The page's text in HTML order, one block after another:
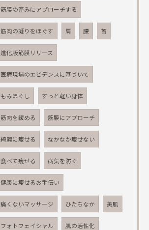
筋膜の歪みにアプローチする
筋肉の凝りをほぐす 肩 腰 首
進化版筋膜リリース
医療現場のエビデンスに基づいて
もみほぐし すっと軽い身体
筋肉を緩める 筋膜にアプローチ
綺麗に痩せる なかなか痩せない
食べて痩せる 病気を防ぐ
健康に痩せるお手伝い
痛くないマッサージ ひたちなか 美肌
フォトフェイシャル 肌の活性化